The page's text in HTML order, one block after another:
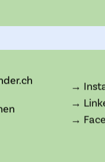
→
→
→